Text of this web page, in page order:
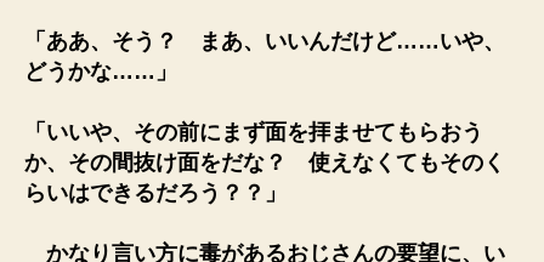
「ああ、そう？ まあ、いいんだけど……いや、
どうかな……」
「いいや、その前にまず面を拝ませてもらおう
か、その間抜け面をだな？ 使えなくてもそのく
らいはできるだろう？？」
かなり言い方に毒があるおじさんの要望に、い